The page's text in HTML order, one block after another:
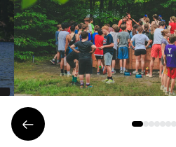
Élément
précédent